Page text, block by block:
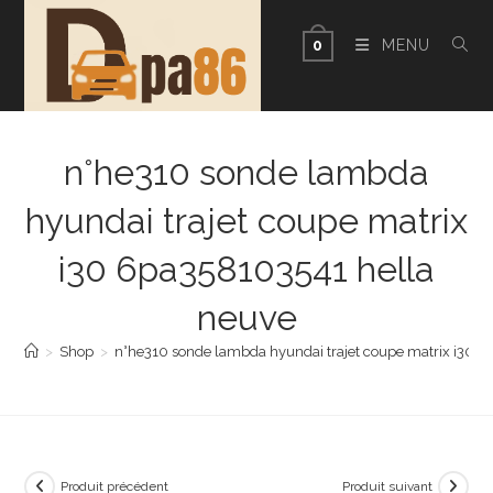
0 MENU
n°he310 sonde lambda
hyundai trajet coupe matrix
i30 6pa358103541 hella
neuve
> Shop > n°he310 sonde lambda hyundai trajet coupe matrix i30
Produit précédent Produit suivant